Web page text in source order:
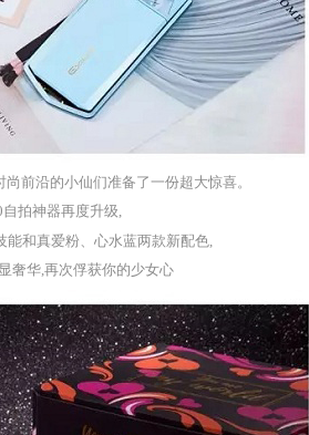
尚前沿的小仙们准备了一份超大惊喜。
自拍神器再度升级,
能和真爱粉、心水蓝两款新配色,
奢华,再次俘获你的少女心